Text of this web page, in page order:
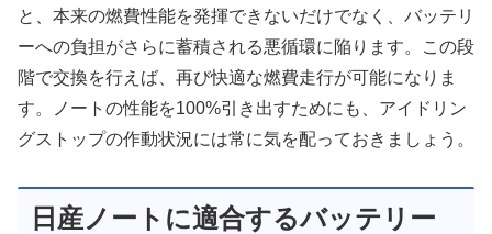
と、本来の燃費性能を発揮できないだけでなく、バッテリ
ーへの負担がさらに蓄積される悪循環に陥ります。この段
階で交換を行えば、再び快適な燃費走行が可能になりま
す。ノートの性能を100%引き出すためにも、アイドリン
グストップの作動状況には常に気を配っておきましょう。
日産ノートに適合するバッテリー